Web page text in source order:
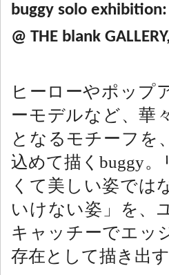
buggy solo
@ THE blank
ヒーローやポップ
ーモデルなど、華
となるモチーフを
込めて描く buggy。
くて美しい姿では
いけない姿」を、
キャッチーでエッ
存在として描き出す